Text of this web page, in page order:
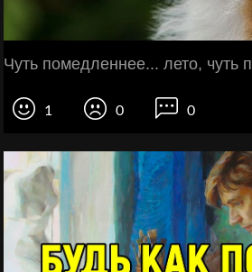
Чуть помедленнее... лето, чуть
1 0 0